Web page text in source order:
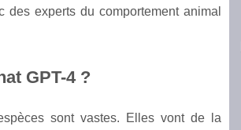
experts du comportement animal
GPT-4 ?
sont vastes. Elles vont de la